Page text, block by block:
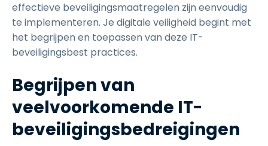
effectieve beveiligingsmaatregelen zijn eenvoudig
te implementeren. Je digitale veiligheid begint met
het begrijpen en toepassen van deze IT-
beveiligingsbest practices.
Begrijpen van
veelvoorkomende IT-
beveiligingsbedreigingen